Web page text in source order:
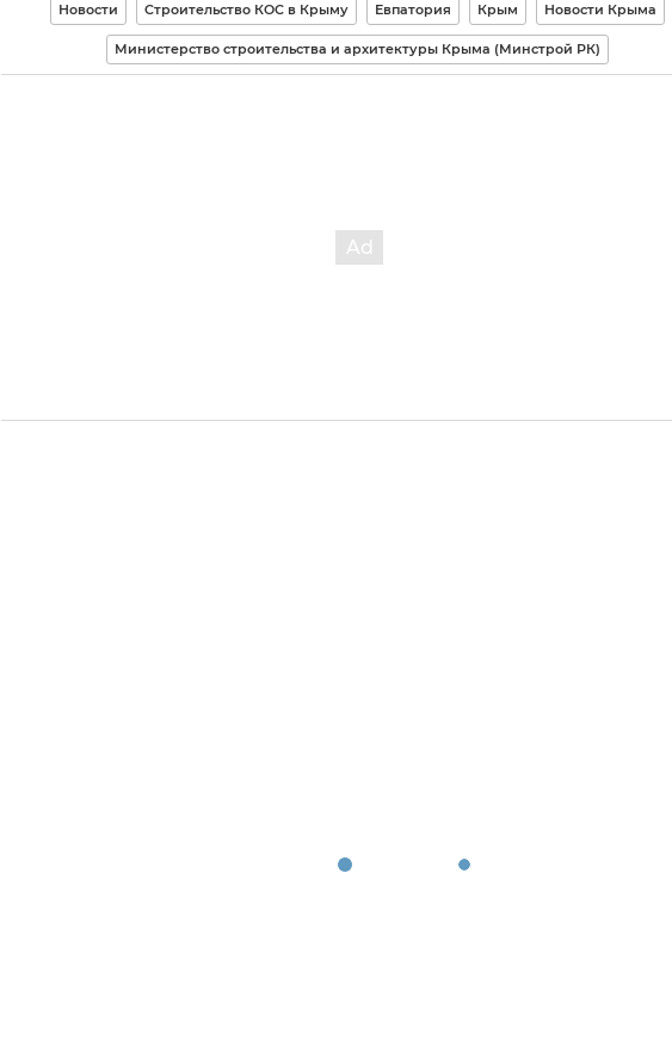
Новости Строительство КОС в Крыму Евпатория Крым Новости Крыма
Министерство строительства и архитектуры Крыма (Минстрой РК)